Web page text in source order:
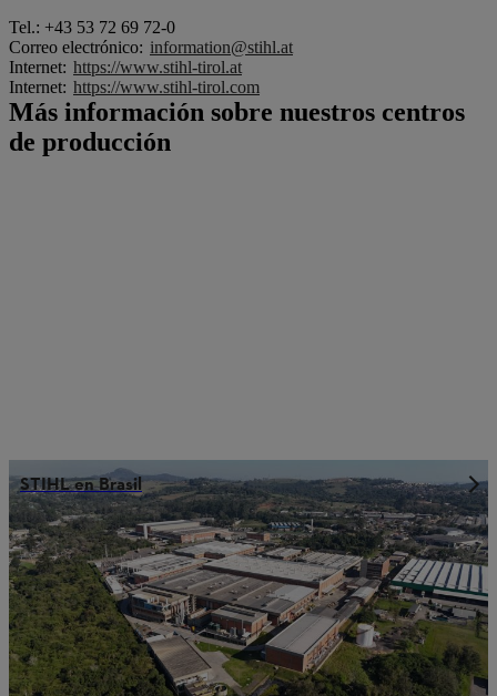
Tel.: +43 53 72 69 72-0
Correo electrónico: information@stihl.at
Internet: https://www.stihl-tirol.at
Internet: https://www.stihl-tirol.com
Más información sobre nuestros centros
de producción
STIHL en Brasil